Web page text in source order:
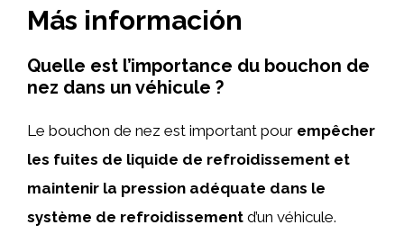
Más información
Quelle est l’importance du bouchon de
nez dans un véhicule ?
Le bouchon de nez est important pour empêcher
les fuites de liquide de refroidissement et
maintenir la pression adéquate dans le
système de refroidissement d’un véhicule.